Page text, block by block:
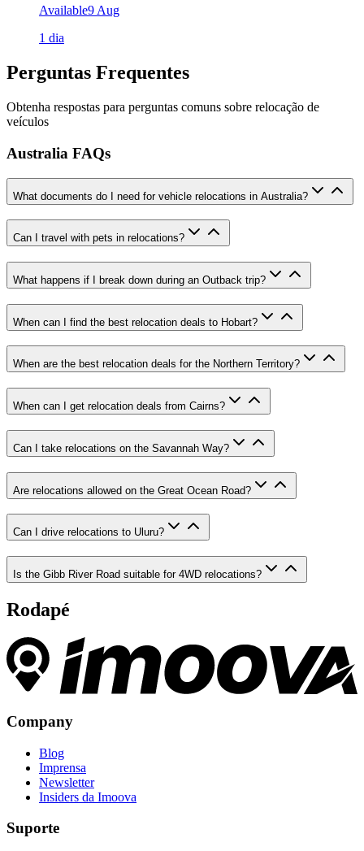
Available9 Aug
1 dia
Perguntas Frequentes
Obtenha respostas para perguntas comuns sobre relocação de
veículos
Australia FAQs
What documents do I need for vehicle relocations in Australia?
Can I travel with pets in relocations?
What happens if I break down during an Outback trip?
When can I find the best relocation deals to Hobart?
When are the best relocation deals for the Northern Territory?
When can I get relocation deals from Cairns?
Can I take relocations on the Savannah Way?
Are relocations allowed on the Great Ocean Road?
Can I drive relocations to Uluru?
Is the Gibb River Road suitable for 4WD relocations?
Rodapé
Company
Blog
Imprensa
Newsletter
Insiders da Imoova
Suporte